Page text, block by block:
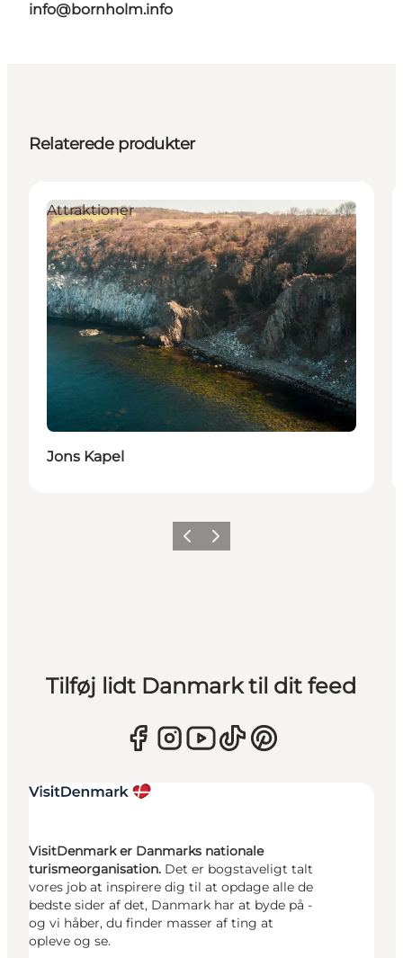
info@bornholm.info
Relaterede produkter
Attraktioner
Jons Kapel
ForrigeNæste
Tilføj lidt Danmark til dit feed
VisitDenmark er Danmarks nationale
turismeorganisation. Det er bogstaveligt talt
vores job at inspirere dig til at opdage alle de
bedste sider af det, Danmark har at byde på -
og vi håber, du finder masser af ting at
opleve og se.